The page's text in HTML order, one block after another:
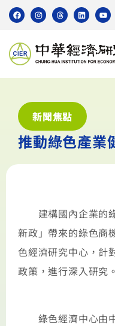
新聞焦點
推動綠色產業
建構國內企業的綠
新政」帶來的綠色商
色經濟研究中心，針
政策，進行深入研究。
綠色經濟中心由中